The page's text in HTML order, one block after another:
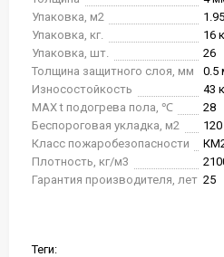
Упаковка, м2
Упаковка, кг.
16
Упаковка, шт.
26
Толщина защитного слоя, мм
0.5
Износостойкость
43
MAX t подогрева пола, ℃
28
Беспороговая укладка, м2
Класс пожаробезопасности
Плотность, кг/м3
Гарантия производителя, лет 25
Теги: